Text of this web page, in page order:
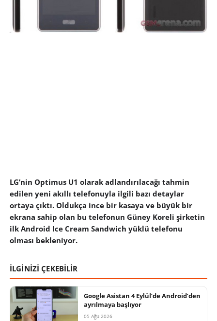
LG’nin Optimus U1 olarak adlandırılacağı tahmin
edilen yeni akıllı telefonuyla ilgili bazı detaylar
ortaya çıktı. Oldukça ince bir kasaya ve büyük bir
ekrana sahip olan bu telefonun Güney Koreli şirketin
ilk Android Ice Cream Sandwich yüklü telefonu
olması bekleniyor.
İLGİNİZİ ÇEKEBİLİR
Google Asistan 4 Eylül’de Android’den
ayrılmaya başlıyor
05 Ağu 2026